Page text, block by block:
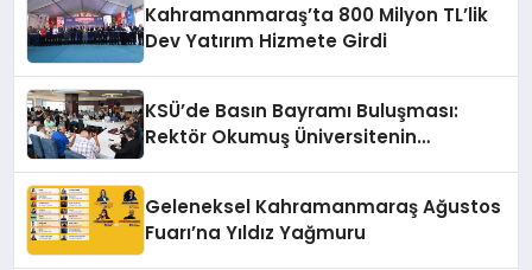
Kahramanmaraş’ta 800 Milyon TL’lik
Dev Yatırım Hizmete Girdi
KSÜ’de Basın Bayramı Buluşması:
Rektör Okumuş Üniversitenin
Geleneksel Kahramanmaraş Ağustos
Fuarı’na Yıldız Yağmuru